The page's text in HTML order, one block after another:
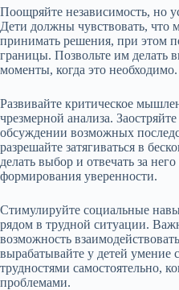
Поощряйте независимость, но
Дети должны чувствовать, что
принимать решения, при этом
границы. Позвольте им делать
моменты, когда это необходимо.
Развивайте критическое
чрезмерной анализа.
обсуждении возможных
разрешайте затягиваться в
делать выбор и отвечать за
формирования уверенности.
Стимулируйте социальные
рядом в трудной ситуации.
возможность
вырабатывайте у детей умение
трудностями самостоятельно,
проблемами.